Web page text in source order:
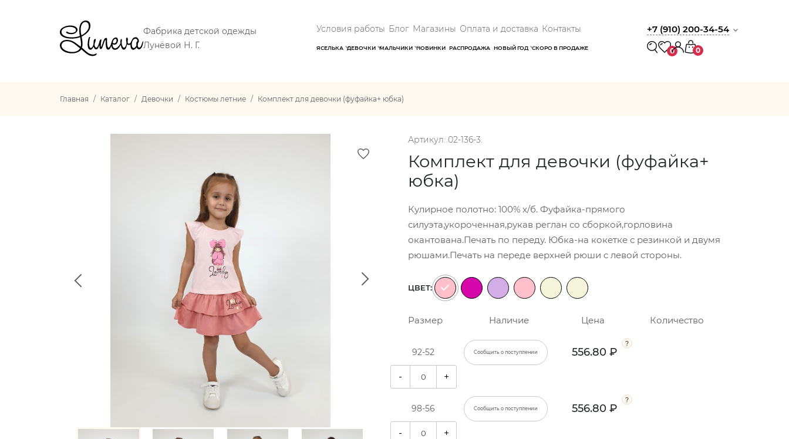
Фабрика детской одежды
Лунёвой Н. Г.
Условия работы Блог Магазины Оплата и доставка Контакты
ЯСЕЛЬКА ДЕВОЧКИ МАЛЬЧИКИ НОВИНКИ РАСПРОДАЖА НОВЫЙ ГОД СКОРО В ПРОДАЖЕ
+7 (910) 200-34-54
0 0
Главная Каталог Девочки Костюмы летние Комплект для девочки (фуфайка+ юбка)
Артикул: 02-136-3.
Комплект для девочки (фуфайка+
юбка)
Кулирное полотно: 100% х/б. Фуфайка-прямого
силуэта,укороченная,рукав реглан со сборкой,горловина
окантована.Печать по переду. Юбка-на кокетке с резинкой и двумя
рюшами.Печать на переде верхней рюши с левой стороны.
ЦВЕТ:
Размер Наличие Цена Количество
92-52 Сообщить о поступлении 556.80 ₽
- +
98-56 Сообщить о поступлении 556.80 ₽
- +